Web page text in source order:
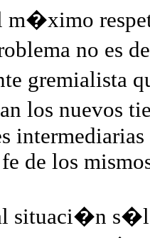
m�ximo
no es
gremialista
los nuevos
de los
situaci�n